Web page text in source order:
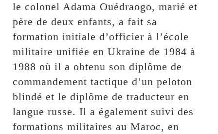
le colonel Adama Ouédraogo, marié et
père de deux enfants, a fait sa
formation initiale d’officier à l’école
militaire unifiée en Ukraine de 1984 à
1988 où il a obtenu son diplôme de
commandement tactique d’un peloton
blindé et le diplôme de traducteur en
langue russe. Il a également suivi des
formations militaires au Maroc, en